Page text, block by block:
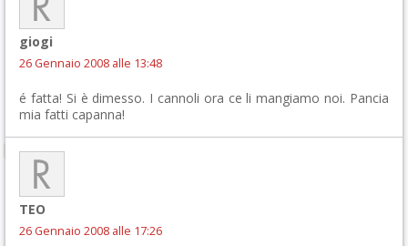
giogi
26 Gennaio 2008 alle 13:48
é fatta! Si è dimesso. I cannoli ora ce li mangiamo noi. Pancia
mia fatti capanna!
TEO
26 Gennaio 2008 alle 17:26